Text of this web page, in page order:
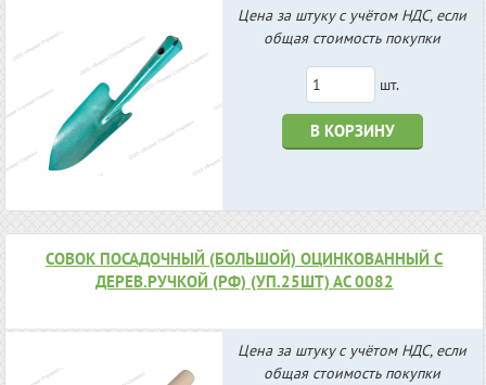
Цена за штуку с учётом НДС, если
общая стоимость покупки
шт.
В КОРЗИНУ
СОВОК ПОСАДОЧНЫЙ (БОЛЬШОЙ) ОЦИНКОВАННЫЙ С
ДЕРЕВ.РУЧКОЙ (РФ) (УП.25ШТ) АС 0082
Цена за штуку с учётом НДС, если
общая стоимость покупки